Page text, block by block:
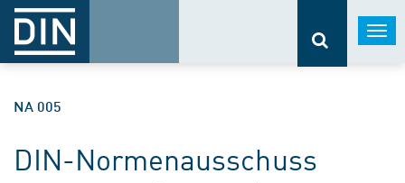
NA 005
DIN-Normenausschuss